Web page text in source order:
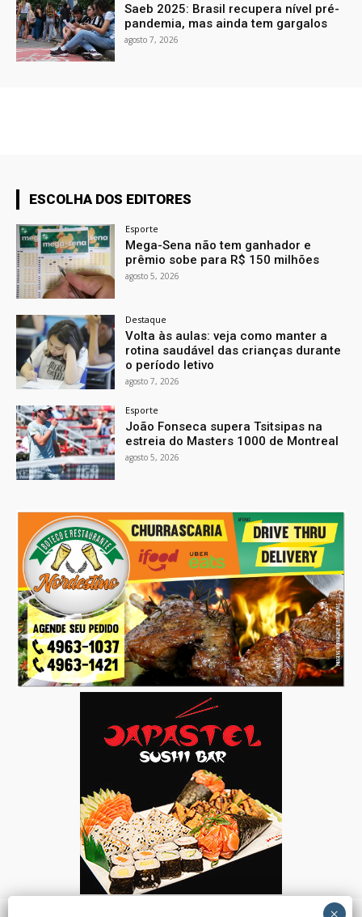
Saeb 2025: Brasil recupera nível pré-
pandemia, mas ainda tem gargalos
agosto 7, 2026
ESCOLHA DOS EDITORES
Esporte
Mega-Sena não tem ganhador e
prêmio sobe para R$ 150 milhões
agosto 5, 2026
Destaque
Volta às aulas: veja como manter a
rotina saudável das crianças durante
o período letivo
agosto 7, 2026
Esporte
João Fonseca supera Tsitsipas na
estreia do Masters 1000 de Montreal
agosto 5, 2026